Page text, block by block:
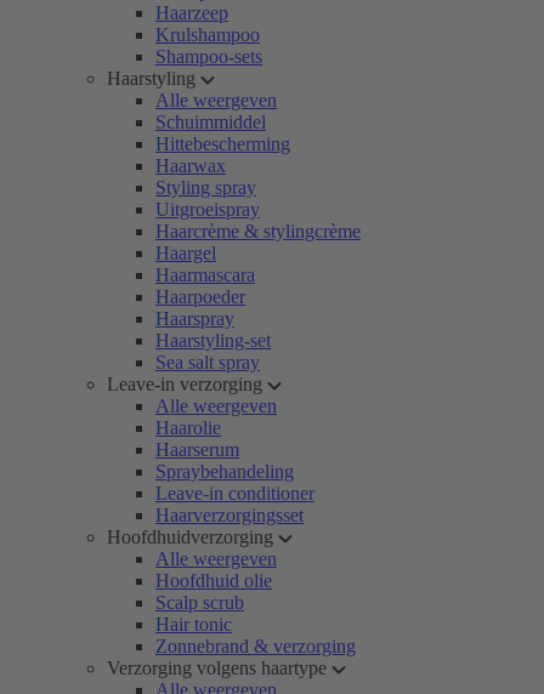
Haarzeep
Krulshampoo
Shampoo-sets
Haarstyling
Alle weergeven
Schuimmiddel
Hittebescherming
Haarwax
Styling spray
Uitgroeispray
Haarcrème & stylingcrème
Haargel
Haarmascara
Haarpoeder
Haarspray
Haarstyling-set
Sea salt spray
Leave-in verzorging
Alle weergeven
Haarolie
Haarserum
Spraybehandeling
Leave-in conditioner
Haarverzorgingsset
Hoofdhuidverzorging
Alle weergeven
Hoofdhuid olie
Scalp scrub
Hair tonic
Zonnebrand & verzorging
Verzorging volgens haartype
Alle weergeven